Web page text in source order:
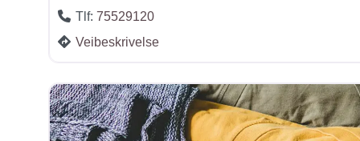
Tlf: 75529120
Veibeskrivelse